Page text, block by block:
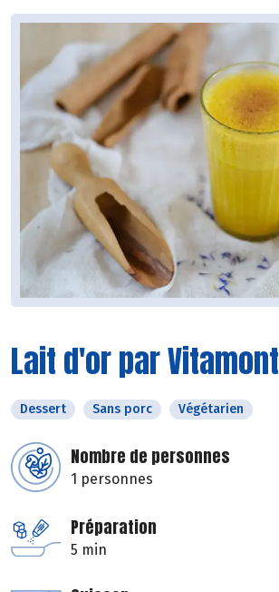
Lait d'or par Vitamont
Dessert Sans porc Végétarien
Nombre de personnes
1 personnes
Préparation
5 min